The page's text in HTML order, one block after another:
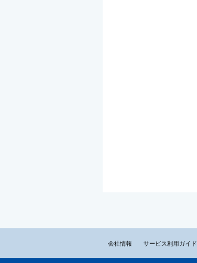
会社情報 サービス利用ガイド